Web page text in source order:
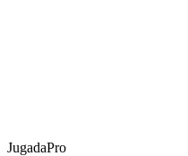
JugadaPro